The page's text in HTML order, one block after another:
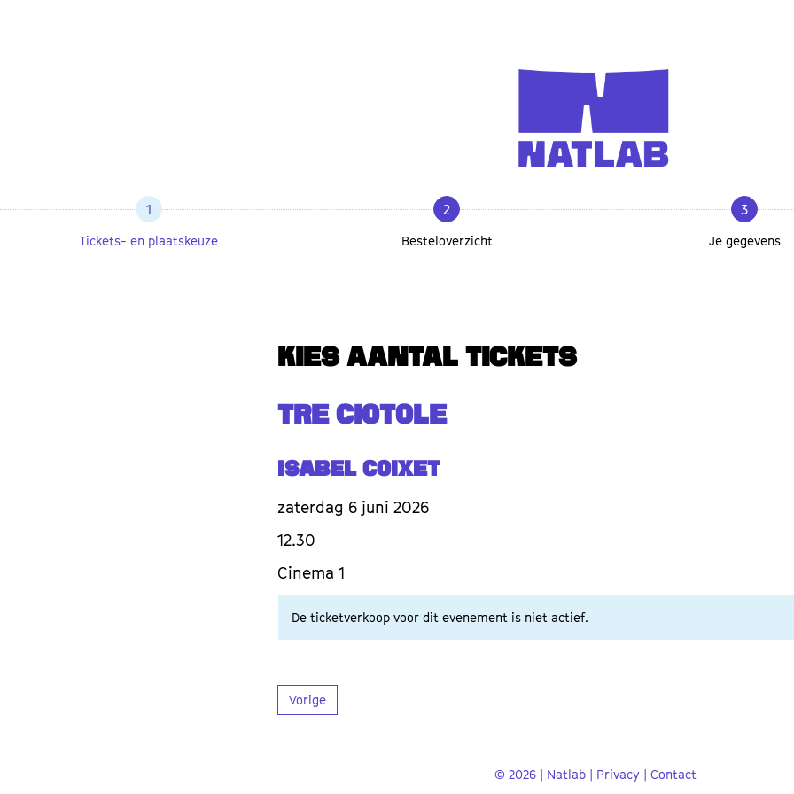
1
Tickets- en plaatskeuze
2
Besteloverzicht
3
Je gegevens
KIES AANTAL TICKETS
TRE CIOTOLE
Isabel Coixet
zaterdag 6 juni 2026
12.30
Cinema 1
De ticketverkoop voor dit evenement is niet actief.
Vorige
© 2026 | Natlab | Privacy | Contact